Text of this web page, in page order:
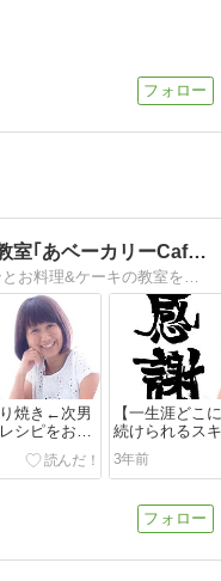
世田谷区おうちパン＆お料理教室｢あベーカリーCafe-St…
り焼き←次男
シピをお届
ルチェネ...
【一生涯どこ
続けられるス
ませんか？】
ているトレー...
3年前